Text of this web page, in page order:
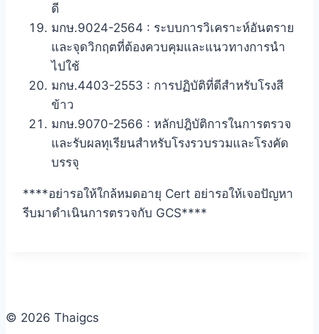
ดี
มกษ.9024-2564 : ระบบการวิเคราะห์อันตราย
และจุดวิกฤตที่ต้องควบคุมและแนวทางการนำ
ไปใช้
มกษ.4403-2553 : การปฏิบัติที่ดีสําหรับโรงสี
ข้าว
มกษ.9070-2566 : หลักปฎิบัติการในการตรวจ
และรับผลทุเรียนสำหรับโรงรวบรวมและโรงคัด
บรรจุ
****อย่ารอให้ใกล้หมดอายุ Cert อย่ารอให้เจอปัญหา
รีบมาดำเนินการตรวจกับ GCS****
© 2026 Thaigcs